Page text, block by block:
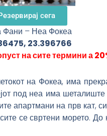
сега
Фани – Неа Фокеа
23.396766
на сите термини а
на Фокеа, има
под неа има шеталиште
апартмани на прв кат,
се свртени морето.